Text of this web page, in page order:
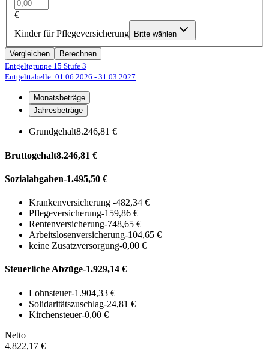
€
Kinder für Pflegeversicherung
Bitte wählen
Vergleichen
Berechnen
Entgeltgruppe 15 Stufe 3
Entgelttabelle: 01.06.2026 - 31.03.2027
Monatsbeträge
Jahresbeträge
Grundgehalt8.246,81 €
Bruttogehalt8.246,81 €
Sozialabgaben-1.495,50 €
Krankenversicherung -482,34 €
Pflegeversicherung-159,86 €
Rentenversicherung-748,65 €
Arbeitslosenversicherung-104,65 €
keine Zusatzversorgung-0,00 €
Steuerliche Abzüge-1.929,14 €
Lohnsteuer-1.904,33 €
Solidaritätszuschlag-24,81 €
Kirchensteuer-0,00 €
Netto
4.822,17 €